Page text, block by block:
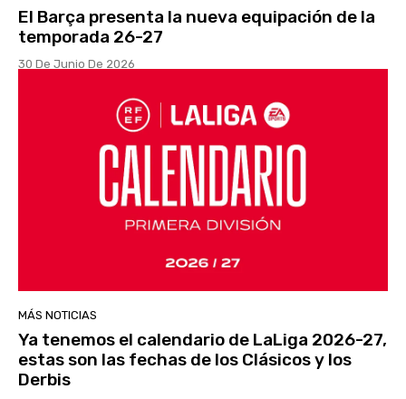
El Barça presenta la nueva equipación de la
temporada 26-27
30 De Junio De 2026
MÁS NOTICIAS
Ya tenemos el calendario de LaLiga 2026-27,
estas son las fechas de los Clásicos y los
Derbis